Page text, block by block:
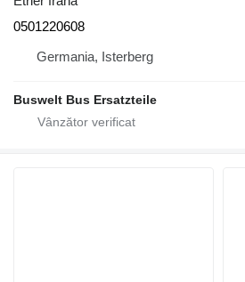
0501220608
Germania, Isterberg
Buswelt Bus Ersatzteile